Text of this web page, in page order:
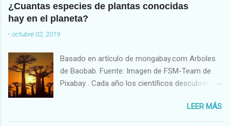
¿Cuantas especies de plantas conocidas
hay en el planeta?
-octubre 02, 2019
Basado en artículo de mongabay.com Arboles
de Baobab. Fuente: Imagen de FSM-Team de
Pixabay . Cada año los científicos descubren o
nuevas de plantas de acuerdo al reporte “
Estado de las Plantas del Mundo (State of the
LEER MÁS